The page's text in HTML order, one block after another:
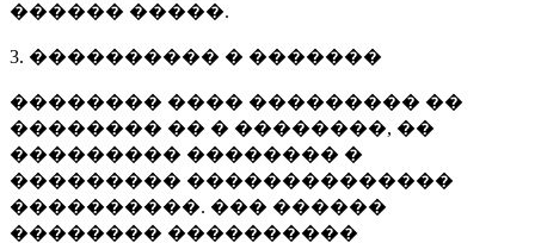
������ �����.
3. ���������� � �������
�������� ���� ��������� ��
�������� �� � ��������, ��
��������� �������� �
��������� ��������������
����������. ��� ������
�������� ����������